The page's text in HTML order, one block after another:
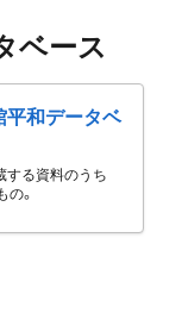
ベース
平和データベ
する資料のうち
の。